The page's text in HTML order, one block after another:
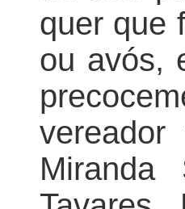
quer que
ou avós,
Miranda